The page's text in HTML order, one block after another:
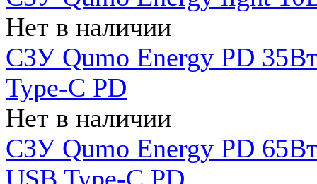
Нет в наличии
СЗУ Qumo Energy PD
Type-C PD
Нет в наличии
СЗУ Qumo Energy PD